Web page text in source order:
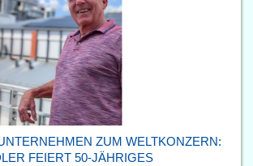
ZUM WELTKONZERN:
FEIERT 50-JÄHRIGES